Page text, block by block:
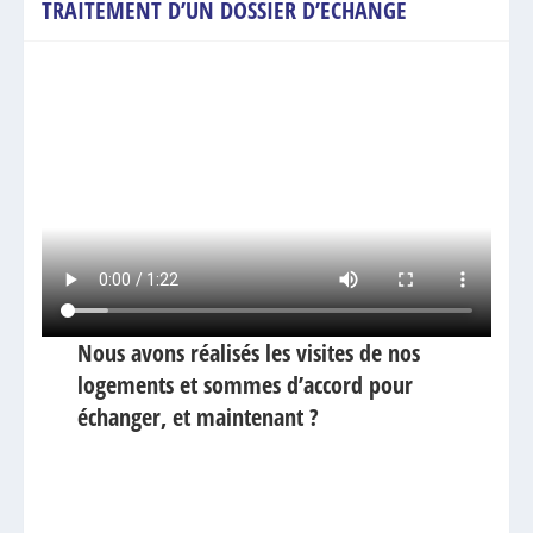
TRAITEMENT D’UN DOSSIER D’ECHANGE
Nous avons réalisés les visites de nos
logements etsommes d’accord pour
échanger, et maintenant ?